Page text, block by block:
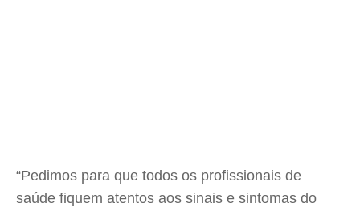
“Pedimos para que todos os profissionais de
saúde fiquem atentos aos sinais e sintomas do